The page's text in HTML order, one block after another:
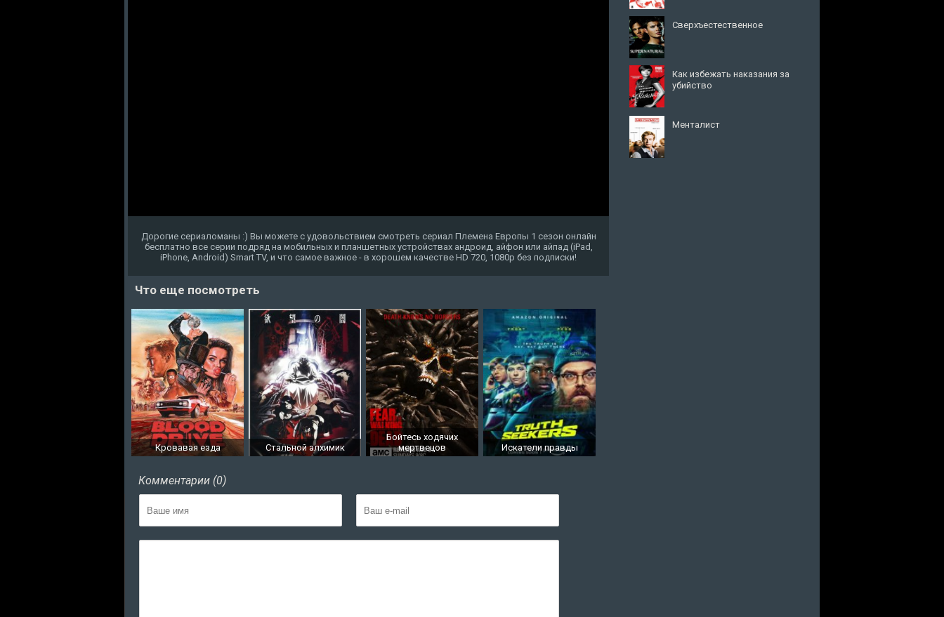
Дорогие сериаломаны :) Вы можете с удовольствием смотреть сериал Племена Европы 1 сезон онлайн
бесплатно все серии подряд на мобильных и планшетных устройствах андроид, айфон или айпад (iPad,
iPhone, Android) Smart TV, и что самое важное - в хорошем качестве HD 720, 1080p без подписки!
Что еще посмотреть
Кровавая езда Стальной алхимик
Бойтесь ходячих
мертвецов
Искатели правды
Комментарии (0)
Сверхъестественное
Как избежать наказания за
убийство
Менталист